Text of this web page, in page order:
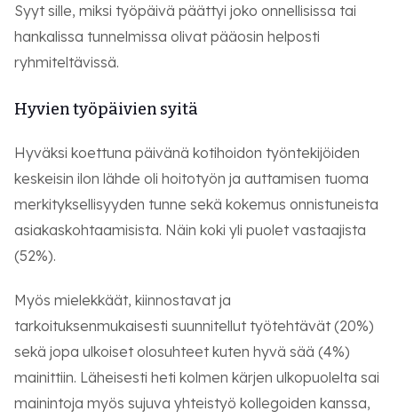
Syyt sille, miksi työpäivä päättyi joko onnellisissa tai
hankalissa tunnelmissa olivat pääosin helposti
ryhmiteltävissä.
Hyvien työpäivien syitä
Hyväksi koettuna päivänä kotihoidon työntekijöiden
keskeisin ilon lähde oli hoitotyön ja auttamisen tuoma
merkityksellisyyden tunne sekä kokemus onnistuneista
asiakaskohtaamisista. Näin koki yli puolet vastaajista
(52%).
Myös mielekkäät, kiinnostavat ja
tarkoituksenmukaisesti suunnitellut työtehtävät (20%)
sekä jopa ulkoiset olosuhteet kuten hyvä sää (4%)
mainittiin. Läheisesti heti kolmen kärjen ulkopuolelta sai
mainintoja myös sujuva yhteistyö kollegoiden kanssa,